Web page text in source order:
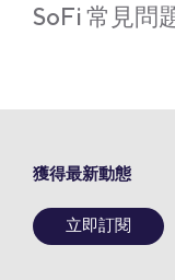
SoFi 常見問
獲得最新動態
立即訂閱